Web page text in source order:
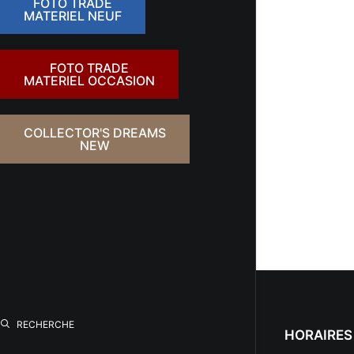
FOTO TRADE
MATERIEL NEUF
FOTO TRADE
MATERIEL OCCASION
COLLECTOR'S DREAMS
NEW
RECHERCHE